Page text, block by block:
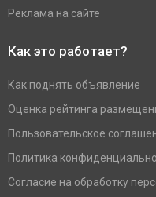
Реклама на сайте
Как это работает?
Как поднять объявление
Оценка рейтинга
Пользовательское
Политика
Согласие на обработку